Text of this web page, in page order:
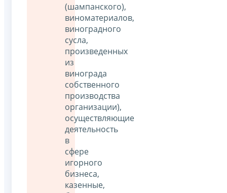
(шампанского),
виноматериалов,
виноградного
сусла,
произведенных
из
винограда
собственного
производства
организации),
осуществляющие
деятельность
в
сфере
игорного
бизнеса,
казенные,